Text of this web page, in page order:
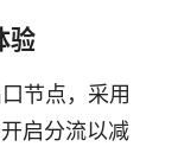
验
节点，采用
启分流以减